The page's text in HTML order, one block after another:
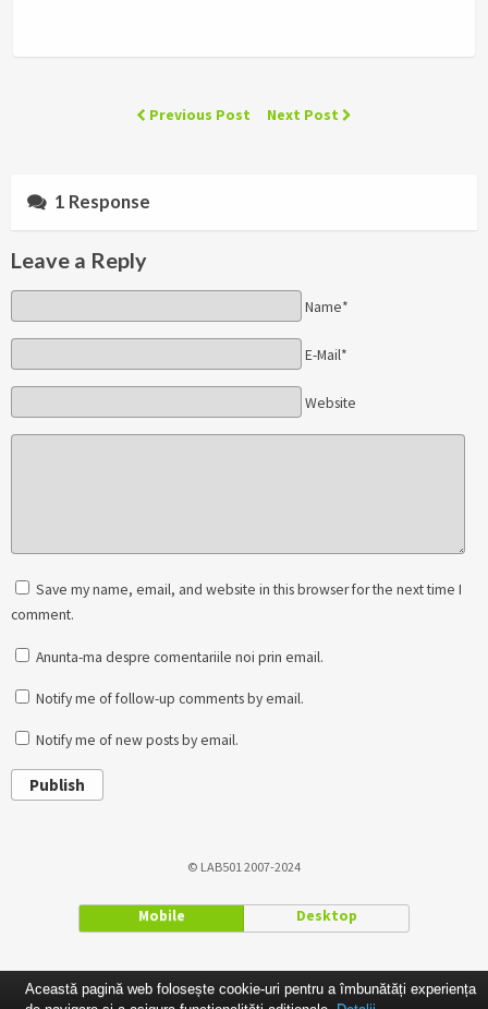
Previous Post Next Post
1 Response
Leave a Reply
Name*
E-Mail*
Website
Save my name, email, and website in this browser for the next time I
comment.
Anunta-ma despre comentariile noi prin email.
Notify me of follow-up comments by email.
Notify me of new posts by email.
Publish
© LAB501 2007-2024
Mobile Desktop
Această pagină web folosește cookie-uri pentru a îmbunătăți experiența